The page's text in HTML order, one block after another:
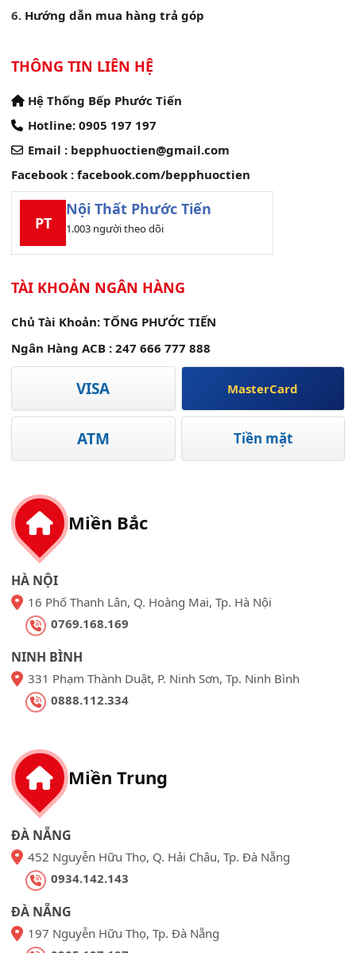
Hướng dẫn mua hàng trả góp
THÔNG TIN LIÊN HỆ
Hệ Thống Bếp Phước Tiến
Hotline: 0905 197 197
Email : bepphuoctien@gmail.com
Facebook : facebook.com/bepphuoctien
PT
Nội Thất Phước Tiến
1.003 người theo dõi
TÀI KHOẢN NGÂN HÀNG
Chủ Tài Khoản: TỐNG PHƯỚC TIẾN
Ngân Hàng ACB : 247 666 777 888
VISA MasterCard
ATM Tiền mặt
Miền Bắc
HÀ NỘI
16 Phố Thanh Lân, Q. Hoàng Mai, Tp. Hà Nội
0769.168.169
NINH BÌNH
331 Phạm Thành Duật, P. Ninh Sơn, Tp. Ninh Bình
0888.112.334
Miền Trung
ĐÀ NẴNG
452 Nguyễn Hữu Thọ, Q. Hải Châu, Tp. Đà Nẵng
0934.142.143
ĐÀ NẴNG
197 Nguyễn Hữu Thọ, Tp. Đà Nẵng